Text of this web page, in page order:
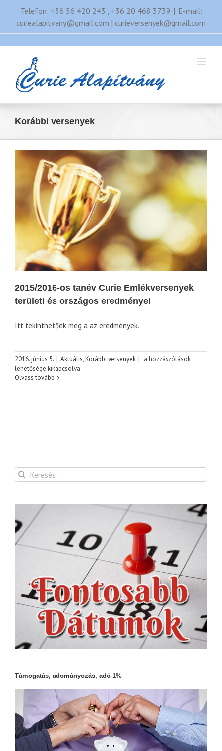
Telefon: +36 56 420 243 , +36 20 468 3739 | E-mail:
curiealapitvany@gmail.com | curieversenyek@gmail.com
Korábbi versenyek
2015/2016-os tanév Curie Emlékversenyek
területi és országos eredményei
Itt tekinthetőek meg a az eredmények.
2016. június 5. | Aktuális,Korábbi versenyek | 2015/2016-
Curie
a hozzászólások
lehetősége kikapcsolva
Olvass tovább
Keresés...
Támogatás, adományozás, adó 1%